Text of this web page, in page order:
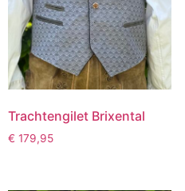
Trachtengilet Brixental
€ 179,95